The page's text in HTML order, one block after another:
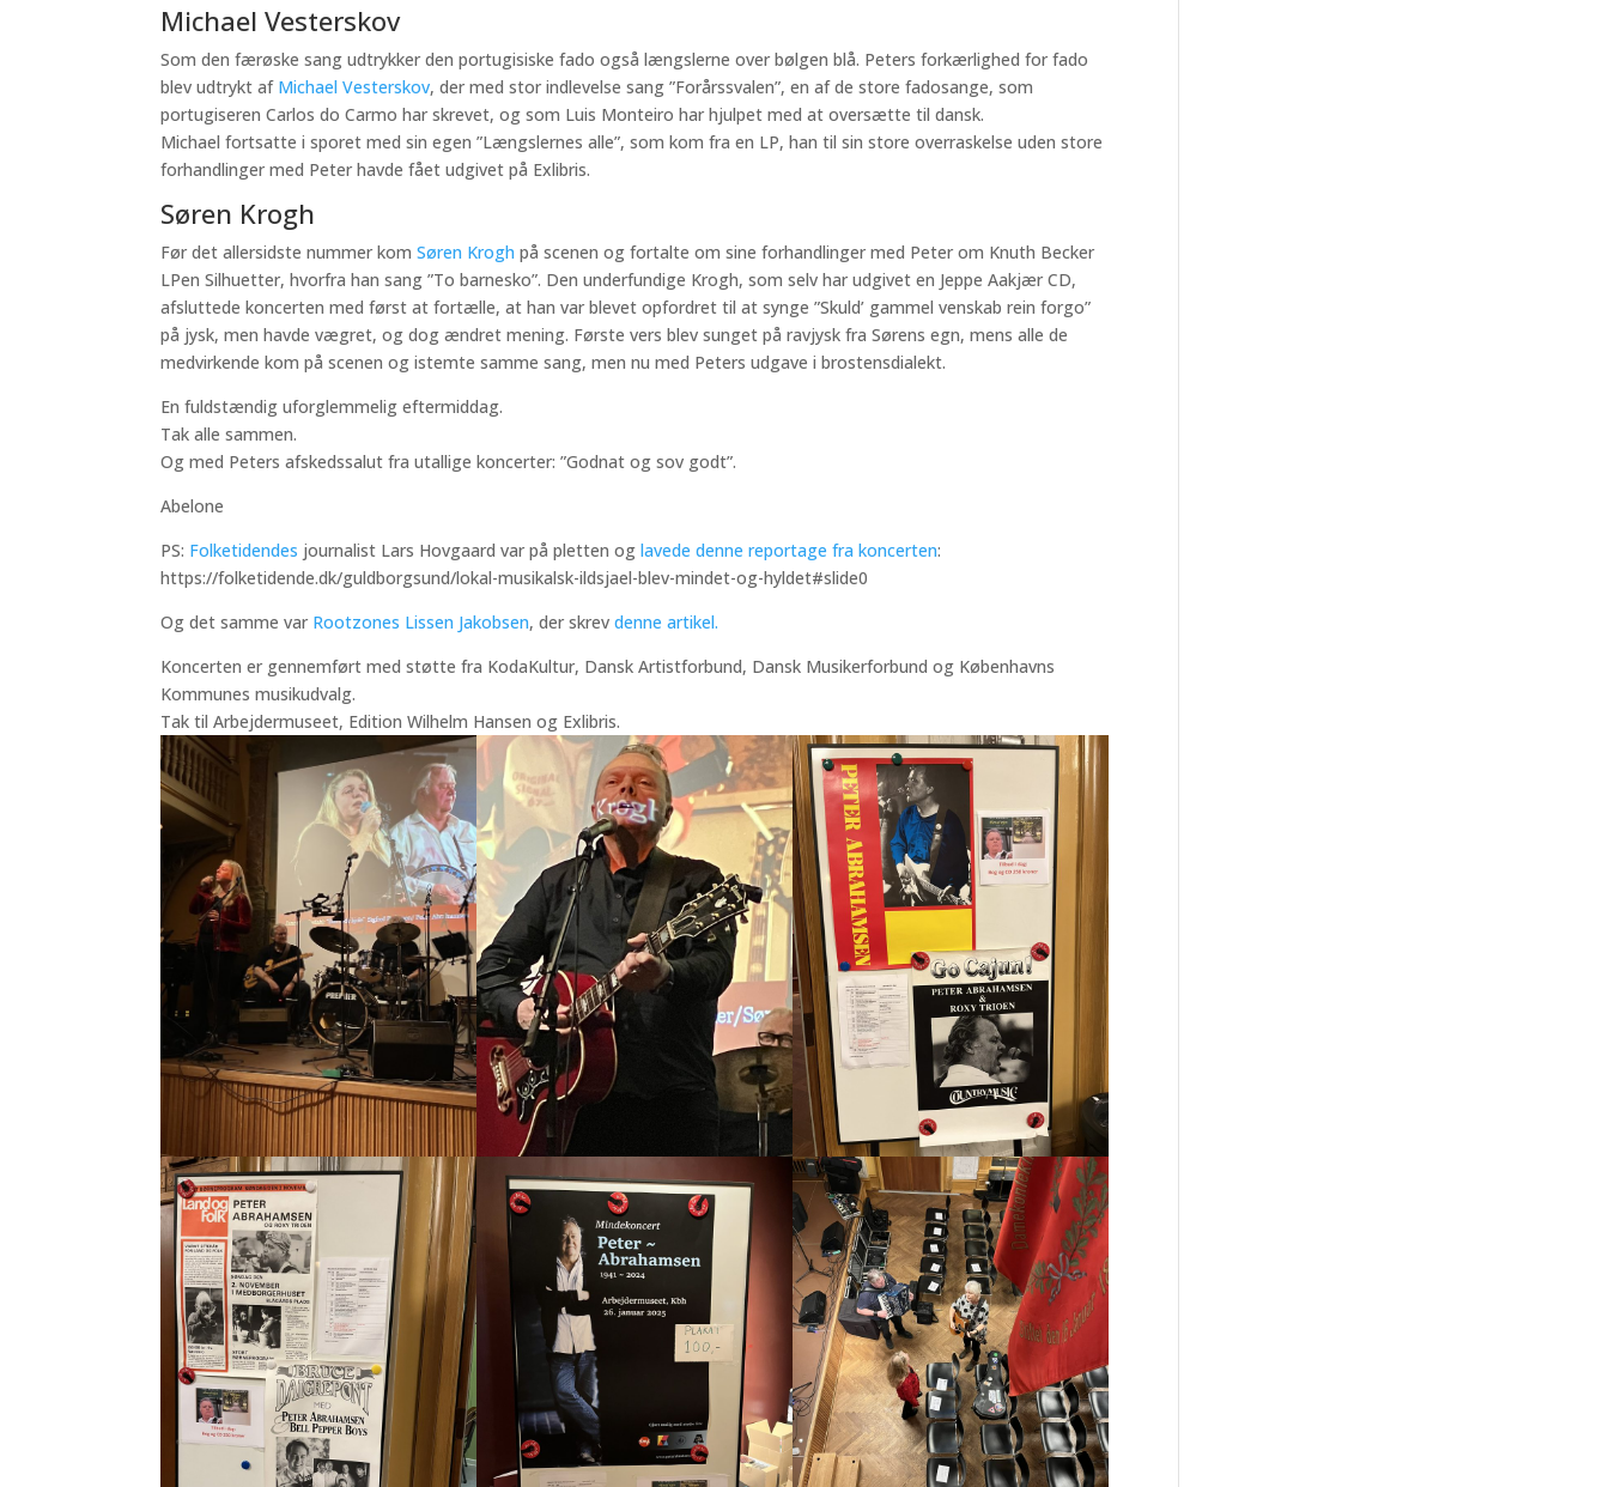
Michael Vesterskov
Som den færøske sang udtrykker den portugisiske fado også længslerne over bølgen blå. Peters forkærlighed for fado
blev udtrykt af Michael Vesterskov, der med stor indlevelse sang ”Forårssvalen”, en af de store fadosange, som
portugiseren Carlos do Carmo har skrevet, og som Luis Monteiro har hjulpet med at oversætte til dansk.
Michael fortsatte i sporet med sin egen ”Længslernes alle”, som kom fra en LP, han til sin store overraskelse uden store
forhandlinger med Peter havde fået udgivet på Exlibris.
Søren Krogh
Før det allersidste nummer kom Søren Krogh på scenen og fortalte om sine forhandlinger med Peter om Knuth Becker
LPen Silhuetter, hvorfra han sang ”To barnesko”. Den underfundige Krogh, som selv har udgivet en Jeppe Aakjær CD,
afsluttede koncerten med først at fortælle, at han var blevet opfordret til at synge ”Skuld’ gammel venskab rein forgo”
på jysk, men havde vægret, og dog ændret mening. Første vers blev sunget på ravjysk fra Sørens egn, mens alle de
medvirkende kom på scenen og istemte samme sang, men nu med Peters udgave i brostensdialekt.
En fuldstændig uforglemmelig eftermiddag.
Tak alle sammen.
Og med Peters afskedssalut fra utallige koncerter: ”Godnat og sov godt”.
Abelone
PS: Folketidendes journalist Lars Hovgaard var på pletten oglavede denne reportage fra koncerten:
https://folketidende.dk/guldborgsund/lokal-musikalsk-ildsjael-blev-mindet-og-hyldet#slide0
Og det samme var Rootzones Lissen Jakobsen, der skrev denne artikel.
Koncerten er gennemført med støtte fra KodaKultur, Dansk Artistforbund, Dansk Musikerforbund og Københavns
Kommunes musikudvalg.
Tak til Arbejdermuseet, Edition Wilhelm Hansen og Exlibris.